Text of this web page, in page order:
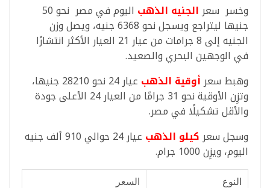
وخسر سعرالجنيه الذهب
اليوم في مصر نحو 50
جنيها ليتراجع ويسجل نحو 6368 جنيه، ويصل وزن
الجنيه إلى 8 جرامات من عيار 21 العيار الأكثر انتشارًا
في الوجهين البحري والصعيد.
وهبط سعرأوقية الذهب
عيار 24 نحو 28210 جنيها،
وتزِن الأوقية نحو 31 جرامًا من العيار 24 الأعلى جودة
والأقل تشكيلًا في مصر.
وسجل سعركيلو الذهب
عيار 24 حوالي 910 ألف جنيه
اليوم، ويزِن 1000 جرام.
النوع السعر